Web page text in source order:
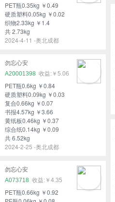
PET瓶0.35kg ￥0.49
硬质塑料0.05kg ￥0.02
织物2.33kg ￥1.4
共 2.73kg
2024-4-11 -奥北成都
勿忘心安
A20001398
￥5.06
PET瓶0.6kg ￥0.84
硬质塑料0.09kg ￥0.03
复合0.66kg ￥0.07
书报4.57kg ￥3.66
黄纸板0.46kg ￥0.37
综合纸0.14kg ￥0.09
共 6.52kg
2024-2-25 -奥北成都
勿忘心安
A073718
￥4.35
PET瓶0.66kg ￥0.92